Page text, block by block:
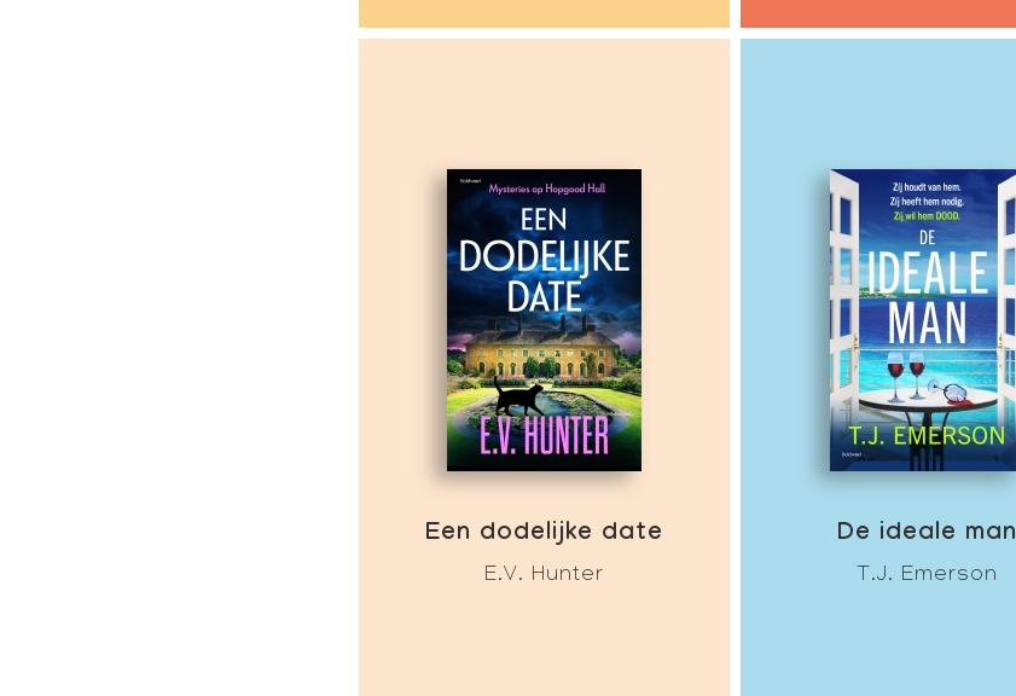
Een dodelijke date
E.V. Hunter
De ideale man
T.J. Emerson